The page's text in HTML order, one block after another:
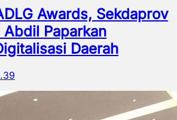
Awards, Sekdaprov
Abdil Paparkan
Daerah